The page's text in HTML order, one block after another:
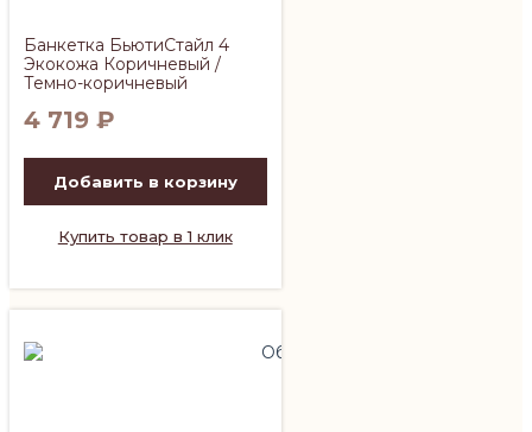
Банкетка БьютиСтайл 4
Экокожа Коричневый /
Темно-коричневый
4 719 ₽
Добавить в корзину
Купить товар в 1 клик